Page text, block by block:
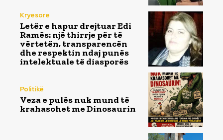
Kryesore
Letër e hapur drejtuar Edi
Ramës: një thirrje për të
vërtetën, transparencën
dhe respektin ndaj punës
intelektuale të diasporës
Politikë
Veza e pulës nuk mund të
krahasohet me Dinosaurin